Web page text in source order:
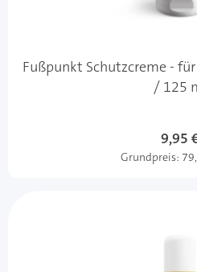
Fußpunkt Schutzcreme -
/ 125
9,95
Grundpreis: